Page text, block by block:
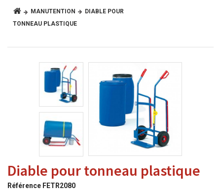
MANUTENTION
DIABLE POUR
TONNEAU PLASTIQUE
Diable pour tonneau plastique
Référence FETR2080